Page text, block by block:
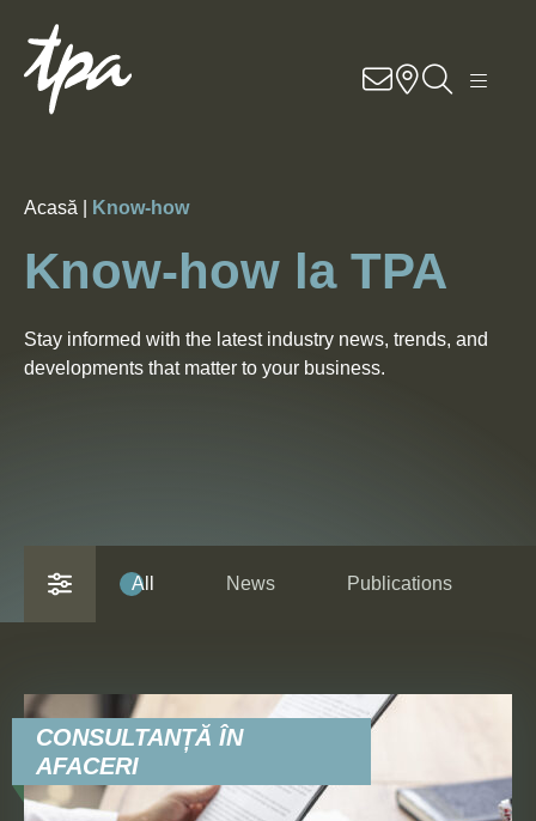
RO EN
Know–how
Sectoare
Despre noi
Acasă | Know-how
Know-how la TPA
Stay informed with the latest industry news, trends, and
developments that matter to your business.
All News Publications
CONSULTANȚĂ ÎN
AFACERI